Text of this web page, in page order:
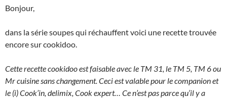
Bonjour,
dans la série soupes qui réchauffent voici une recette trouvée
encore sur cookidoo.
Cette recette cookidoo est faisable avec le TM 31, le TM 5, TM 6 ou
Mr cuisine sans changement. Ceci est valable pour le companion et
le (i) Cook’in, delimix, Cook expert… Ce n’est pas parce qu’il y a